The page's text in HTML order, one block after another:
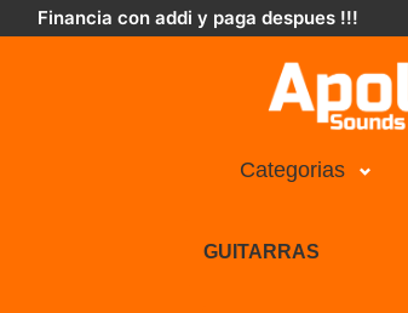
Financia con addi y paga despues !!!
Categorias
GUITARRAS